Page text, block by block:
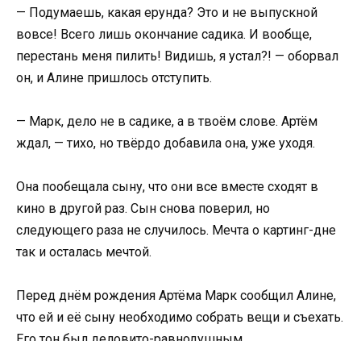
— Подумаешь, какая ерунда? Это и не выпускной
вовсе! Всего лишь окончание садика. И вообще,
перестань меня пилить! Видишь, я устал?! — оборвал
он, и Алине пришлось отступить.
— Марк, дело не в садике, а в твоём слове. Артём
ждал, — тихо, но твёрдо добавила она, уже уходя.
Она пообещала сыну, что они все вместе сходят в
кино в другой раз. Сын снова поверил, но
следующего раза не случилось. Мечта о картинг-дне
так и осталась мечтой.
Перед днём рождения Артёма Марк сообщил Алине,
что ей и её сыну необходимо собрать вещи и съехать.